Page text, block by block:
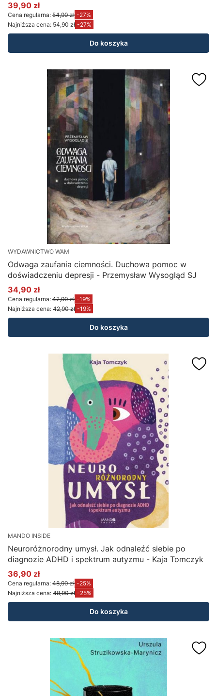
Cena promocyjna
39,90 zł
Cena regularna: 54,90 zł -27%
Najniższa cena: 54,90 zł -27%
Do koszyka
WYDAWNICTWO WAM
Odwaga zaufania ciemności. Duchowa pomoc w
doświadczeniu depresji - Przemysław Wysogląd SJ
Cena promocyjna
34,90 zł
Cena regularna: 42,90 zł -19%
Najniższa cena: 42,90 zł -19%
Do koszyka
MANDO INSIDE
Neuroróżnorodny umysł. Jak odnaleźć siebie po
diagnozie ADHD i spektrum autyzmu - Kaja Tomczyk
Cena promocyjna
36,90 zł
Cena regularna: 48,90 zł -25%
Najniższa cena: 48,90 zł -25%
Do koszyka